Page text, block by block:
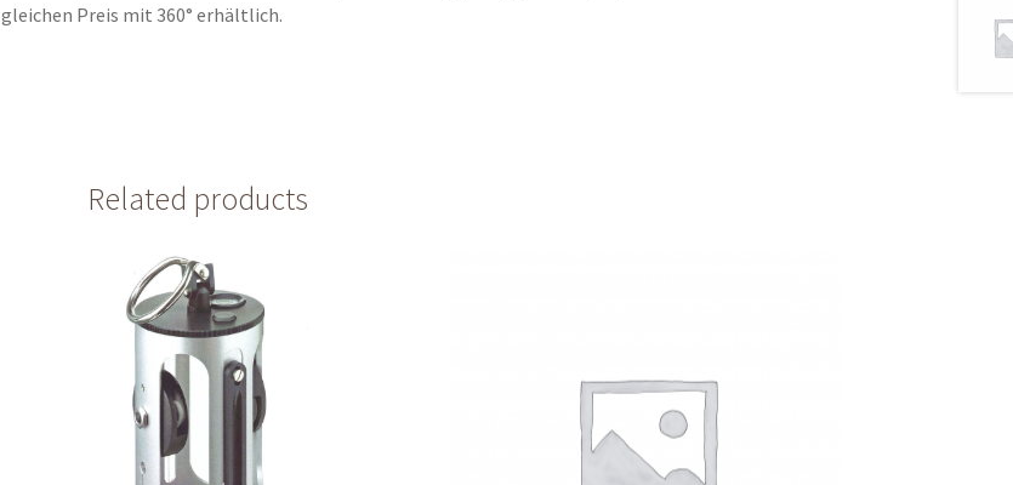
gleichen Preis mit 360° erhältlich.
Related products